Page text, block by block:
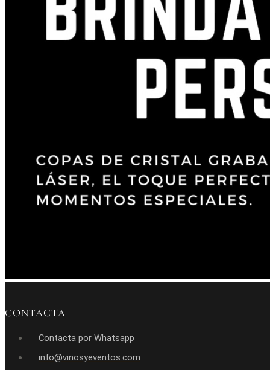
CONTACTA
Contacta por Whatsapp
info@vinosyeventos.com